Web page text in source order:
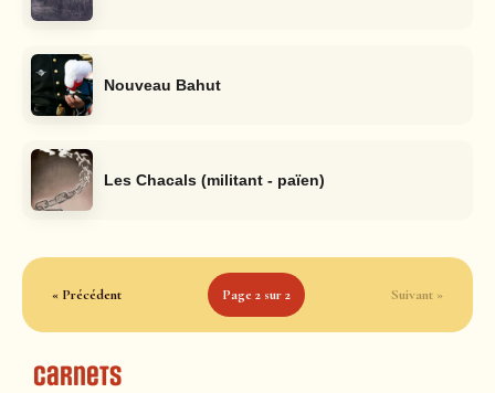
Nouveau Bahut
Les Chacals (militant - païen)
« Précédent Page 2 sur 2 Suivant »
Carnets